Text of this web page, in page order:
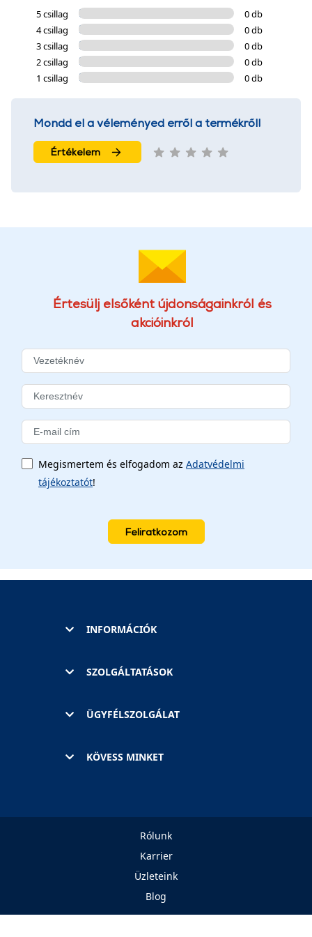
5 csillag
0 db
4 csillag
0 db
3 csillag
0 db
2 csillag
0 db
1 csillag
0 db
Mondd el a véleményed erről a termékről!
Értékelem
Értesülj elsőként újdonságainkról és
akcióinkról
Megismertem és elfogadom az Adatvédelmi
tájékoztatót!
Feliratkozom
INFORMÁCIÓK
SZOLGÁLTATÁSOK
ÜGYFÉLSZOLGÁLAT
KÖVESS MINKET
Rólunk
Karrier
Üzleteink
Blog